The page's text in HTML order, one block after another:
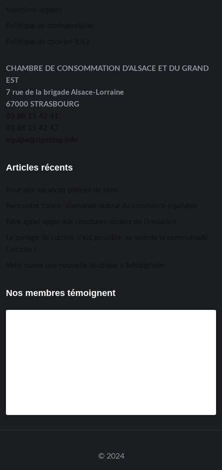
CHAMBRE DE CONSOMMATION D’ALSACE ET DU GRAND
EST
7 rue de la brigade Alsace-Lorraine
67000 STRASBOURG
Articles récents
Nos membres témoignent
© 2024